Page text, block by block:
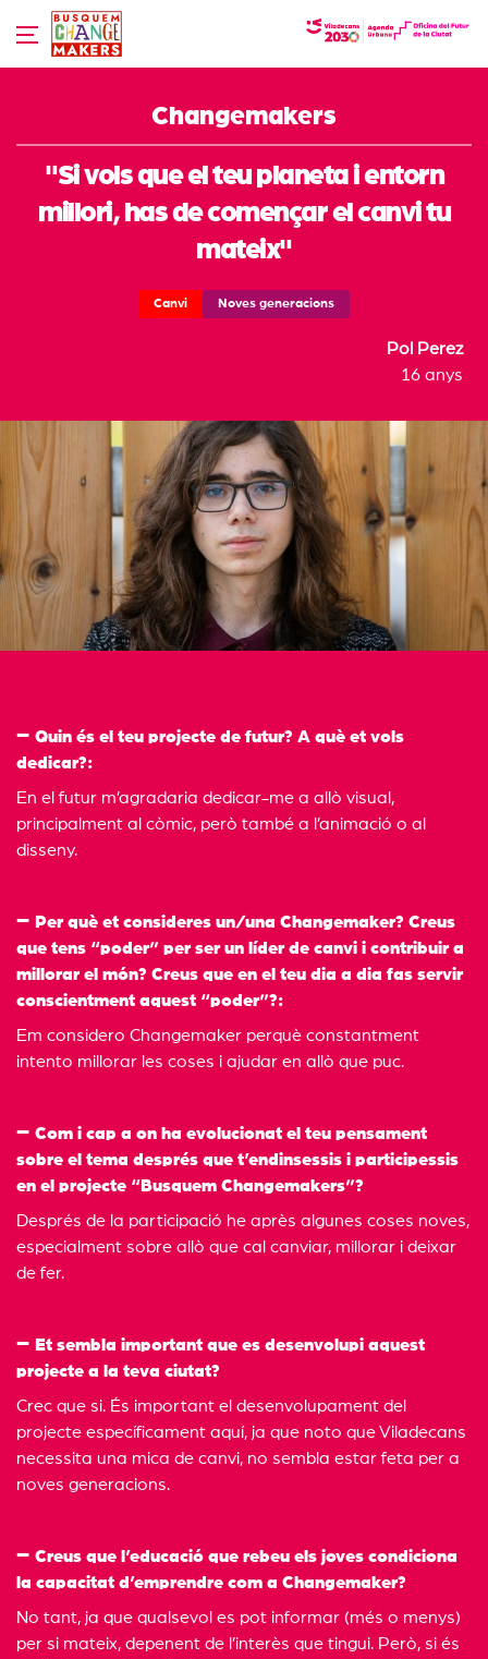
content
Changemakers
"Si vols que el teu planeta i entorn
millori, has de començar el canvi tu
mateix"
Canvi Noves generacions
Pol Perez
16 anys
Quin és el teu projecte de futur? A què et vols
dedicar?:
En el futur m’agradaria dedicar-me a allò visual,
principalment al còmic, però també a l’animació o al
disseny.
Per què et consideres un/una Changemaker? Creus
que tens “poder” per ser un líder de canvi i contribuir a
millorar el món? Creus que en el teu dia a dia fas servir
conscientment aquest “poder”?:
Em considero Changemaker perquè constantment
intento millorar les coses i ajudar en allò que puc.
Com i cap a on ha evolucionat el teu pensament
sobre el tema després que t’endinsessis i participessis
en el projecte “Busquem Changemakers”?
Després de la participació he après algunes coses noves,
especialment sobre allò que cal canviar, millorar i deixar
de fer.
Et sembla important que es desenvolupi aquest
projecte a la teva ciutat?
Crec que si. És important el desenvolupament del
projecte específicament aquí, ja que noto que Viladecans
necessita una mica de canvi, no sembla estar feta per a
noves generacions.
Creus que l’educació que rebeu els joves condiciona
la capacitat d’emprendre com a Changemaker?
No tant, ja que qualsevol es pot informar (més o menys)
per si mateix, depenent de l’interès que tingui. Però, si és